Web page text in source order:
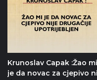
Krunoslav Capak :Žao mi
je da novac za cjepivo